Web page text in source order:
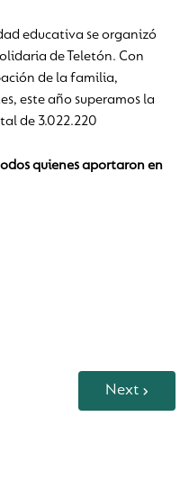
educativa se organizó
de Teletón. Con
de la familia,
este año superamos la
de 3.022.220
quienes aportaron en
Next